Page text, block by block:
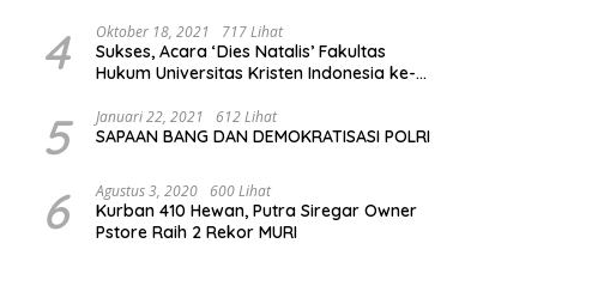
4 Oktober 18, 2021 717 Lihat
Sukses, Acara ‘Dies Natalis’ Fakultas
Hukum Universitas Kristen Indonesia ke-
5 Januari 22, 2021 612 Lihat
SAPAAN BANG DAN DEMOKRATISASI POLRI
6 Agustus 3, 2020 600 Lihat
Kurban 410 Hewan, Putra Siregar Owner
Pstore Raih 2 Rekor MURI